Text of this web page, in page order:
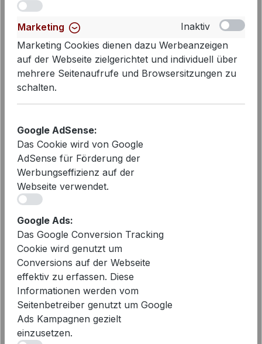
PENN&INK N.Y Polo S26F1820
White Navy | Gestreiftes Damen
vorher 85,00 €
- 41%
Marketing
Inaktiv
Marketing Cookies dienen dazu Werbeanzeigen
auf der Webseite zielgerichtet und individuell über
mehrere Seitenaufrufe und Browsersitzungen zu
schalten.
Google AdSense:
Das Cookie wird von Google
AdSense für Förderung der
Werbungseffizienz auf der
Webseite verwendet.
Google Ads:
Das Google Conversion Tracking
Cookie wird genutzt um
Conversions auf der Webseite
effektiv zu erfassen. Diese
Informationen werden vom
Seitenbetreiber genutzt um Google
Ads Kampagnen gezielt
einzusetzen.